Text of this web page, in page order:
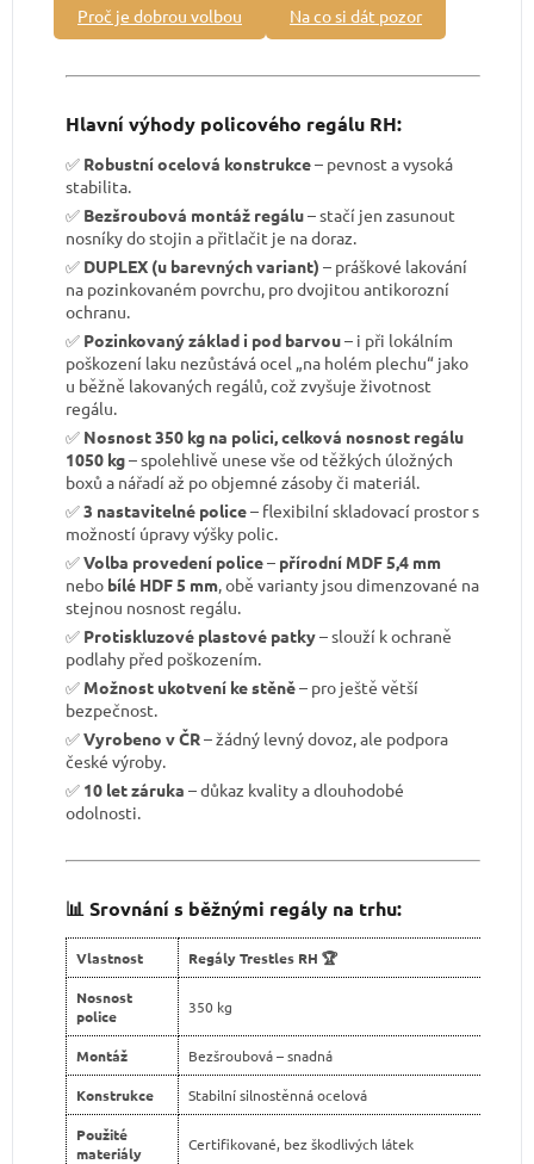
Proč je dobrou volbou Na co si dát pozor
Hlavní výhody policového regálu RH:
✅ Robustní ocelová konstrukce– pevnost a vysoká
stabilita.
✅ Bezšroubová montáž regálu– stačí jen zasunout
nosníky do stojin a přitlačit je na doraz.
✅ DUPLEX (u barevných variant) – práškové lakování
na pozinkovaném povrchu, pro dvojitou antikorozní
ochranu.
✅ Pozinkovaný základ i pod barvou– i při lokálním
poškození laku nezůstává ocel „na holém plechu“ jako
u běžně lakovaných regálů, což zvyšuje životnost
regálu.
✅ Nosnost 350 kg na polici, celková nosnost regálu
1050 kg– spolehlivě unese vše od těžkých úložných
boxů a nářadí až po objemné zásoby či materiál.
✅3 nastavitelné police– flexibilní skladovací prostor s
možností úpravy výšky polic.
✅Volba provedení police– přírodní MDF 5,4 mm
nebo bílé HDF 5 mm, obě varianty jsou dimenzované na
stejnou nosnost regálu.
✅ Protiskluzové plastové patky– slouží k ochraně
podlahy před poškozením.
✅ Možnost ukotvení ke stěně– pro ještě větší
bezpečnost.
✅Vyrobeno v ČR– žádný levný dovoz, ale podpora
české výroby.
✅ 10 let záruka – důkaz kvality a dlouhodobé
odolnosti.
📊 Srovnání s běžnými regály na trhu:
Vlastnost Regály Trestles RH 🏆
Nosnost
police
350 kg
Montáž Bezšroubová – snadná
Konstrukce Stabilní silnostěnná ocelová
Použité
materiály
Certifikované, bez škodlivých látek